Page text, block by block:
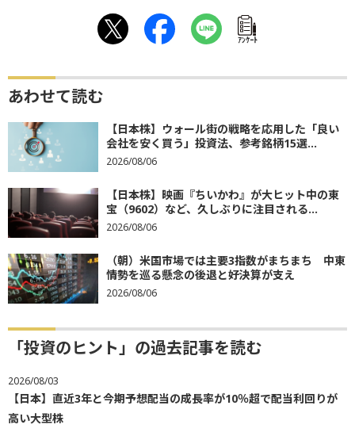
ｱﾝｹｰﾄ
あわせて読む
【日本株】ウォール街の戦略を応用した「良い
会社を安く買う」投資法、参考銘柄15選...
2026/08/06
【日本株】映画『ちいかわ』が大ヒット中の東
宝（9602）など、久しぶりに注目される...
2026/08/06
（朝）米国市場では主要3指数がまちまち 中東
情勢を巡る懸念の後退と好決算が支え
2026/08/06
「投資のヒント」の過去記事を読む
2026/08/03
【日本】直近3年と今期予想配当の成長率が10％超で配当利回りが
高い大型株